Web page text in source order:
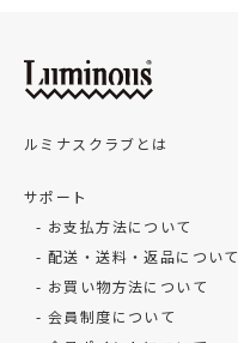
ルミナスクラブとは
サポート
お支払方法について
配送・送料・返品について
お買い物方法について
会員制度について